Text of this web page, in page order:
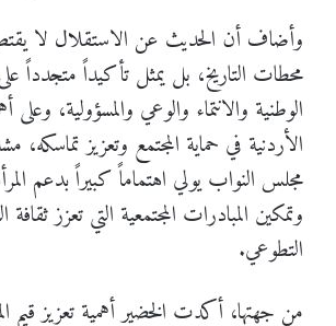
وأضاف أن الحديث عن الاستقلال لا
محطات التاريخ، بل يمثل تأكيداً متجدداً
الوطنية والانتماء والوعي والمسؤولية، وعلى
الأردنية في حماية المجتمع وتعزيز تماسكه،
مجلس النواب يولي اهتماماً كبيراً بدعم
وتمكين المبادرات المجتمعية التي تعزز
التطوعي.
من جهتها، أكدت الخضير أهمية تعزيز قيم